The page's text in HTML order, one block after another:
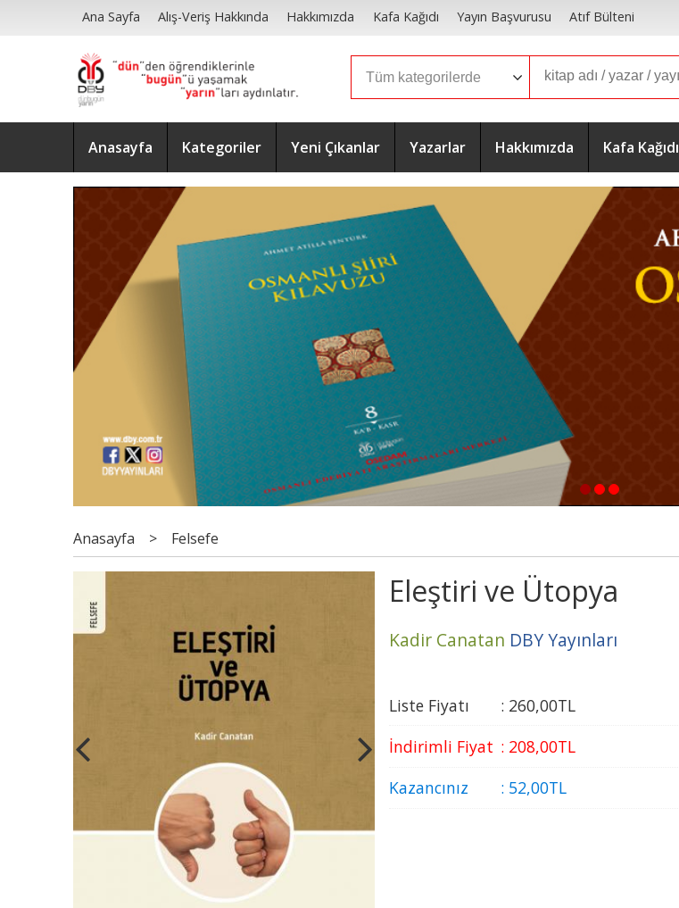
Ana Sayfa Alış-Veriş Hakkında Hakkımızda Kafa Kağıdı Yayın Başvurusu Atıf Bülteni
Anasayfa Kategoriler Yeni Çıkanlar Yazarlar Hakkımızda Kafa Kağıdı
1 2 3
Anasayfa > Felsefe
Eleştiri ve Ütopya
Kadir Canatan DBY Yayınları
Liste Fiyatı : 260,00TL
İndirimli Fiyat : 208,00TL
Kazancınız
: 52,00TL